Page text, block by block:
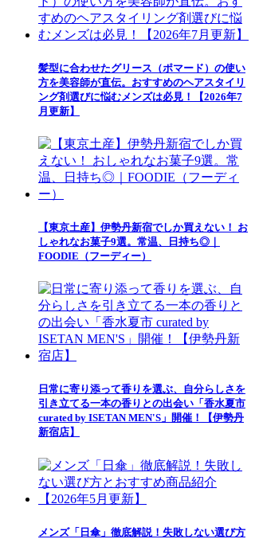
髪型に合わせたグリース（ポマード）の使い
方を美容師が直伝。おすすめのヘアスタイリ
ング剤選びに悩むメンズは必見！【2026年7
月更新】
【東京土産】伊勢丹新宿でしか買えない！ お
しゃれなお菓子9選。常温、日持ち◎｜
FOODIE（フーディー）
日常に寄り添って香りを選ぶ、自分らしさを
引き立てる一本の香りとの出会い「香水夏市
curated by ISETAN MEN'S」開催！【伊勢丹
新宿店】
メンズ「日傘」徹底解説！失敗しない選び方